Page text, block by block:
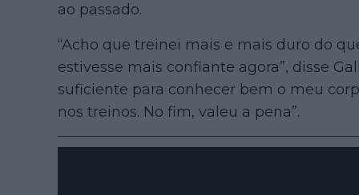
ao passado.
“Acho que treinei mais e mais duro do
estivesse mais confiante agora”, disse
suficiente para conhecer bem o meu
nos treinos. No fim, valeu a pena”.